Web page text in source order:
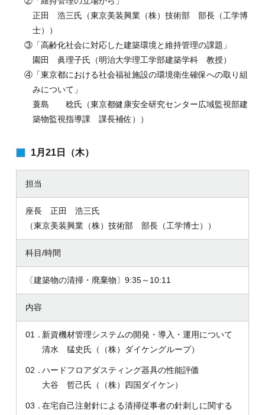
正田 浩三氏（東京美装興業（株）技術部 部長（工学博
士））
③「高齢化社会に対応した建築環境と維持管理の課題」
園田 眞理子氏（明治大学理工学部建築学科 教授）
④「東京都における社会福祉施設の環境衛生確保への取り組
みについて」
蓑島 稔氏（東京都健康安全研究センター広域監視部建
築物監視指導課 課長補佐））
1月21日（木）
担当
座長 正田 浩三氏
（東京美装興業（株）技術部 部長（工学博士））
科目/時間
〔建築物の清掃・廃棄物〕9:35～10:11
内容
01．新資機材管理システムの開発・導入・運用について
清水 猛史氏（（株）ダイケングループ）
02．ハードフロアダスティング器具の性能評価
大谷 哲己氏（（株）四国ダイケン）
03．在宅自己注射針による清掃従事者の針刺しに関する